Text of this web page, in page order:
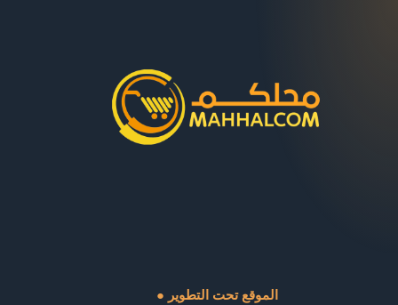
● الموقع تحت التطوير